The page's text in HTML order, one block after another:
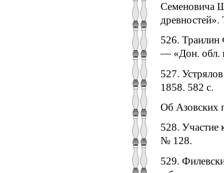
Семеновича
526. Траилин
— «Дон. обл.
527.
1858. 582 с.
Об Азовских
528. Участие
№ 128.
529.